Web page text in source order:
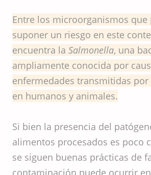
Entre los microorganismos que
suponer un riesgo en este
encuentra la Salmonella, una
ampliamente conocida por
enfermedades transmitidas
en humanos y animales.
Si bien la presencia del
alimentos procesados ​​es poco
se siguen buenas prácticas de
contaminación puede ocurrir